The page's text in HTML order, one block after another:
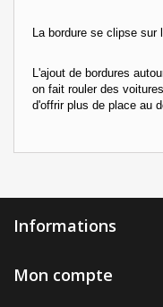
La bordure se clipse sur
L'ajout de bordures
on fait rouler des
d'offrir plus de place au
Informations
Mon compte